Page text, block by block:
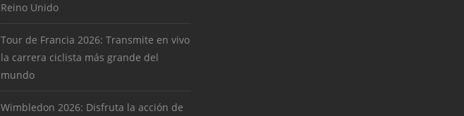
Reino Unido
Tour de Francia 2026: Transmite en vivo
la carrera ciclista más grande del
mundo
Wimbledon 2026: Disfruta la acción de